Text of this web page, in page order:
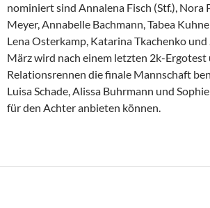
nominiert sind Annalena Fisch (Stf.), Nora
Meyer, Annabelle Bachmann, Tabea
Lena Osterkamp, Katarina Tkachenko
März wird nach einem letzten 2k-Ergotest
Relationsrennen die finale Mannschaft
Luisa Schade, Alissa Buhrmann und
für den Achter anbieten können.